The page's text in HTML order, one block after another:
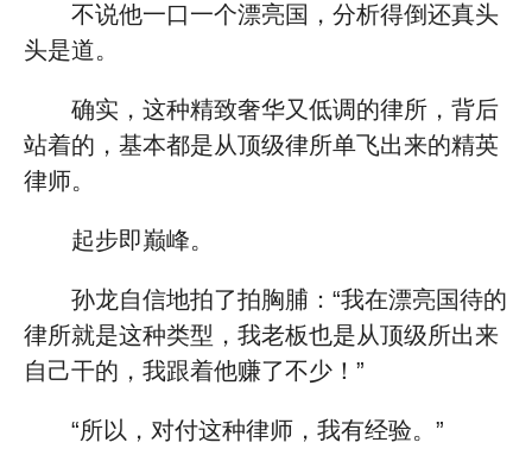
不说他一口一个漂亮国，分析得倒还真头
头是道。
确实，这种精致奢华又低调的律所，背后
站着的，基本都是从顶级律所单飞出来的精英
律师。
起步即巅峰。
孙龙自信地拍了拍胸脯：“我在漂亮国待的
律所就是这种类型，我老板也是从顶级所出来
自己干的，我跟着他赚了不少！”
“所以，对付这种律师，我有经验。”